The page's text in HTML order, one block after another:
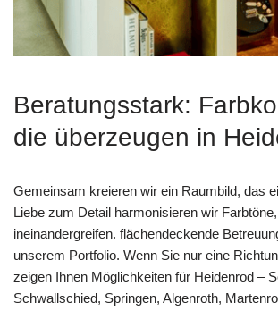
Beratungsstark:
die überzeugen in
Gemeinsam kreieren wir ein Raumbild, das
Liebe zum Detail harmonisieren wir
ineinandergreifen. flächendeckende
unserem Portfolio. Wenn Sie nur eine
zeigen Ihnen Möglichkeiten für Heidenrod –
Schwallschied, Springen, Algenroth,